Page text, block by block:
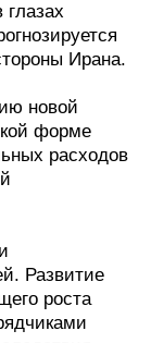
Ирана.
новой
форме
расходов
Развитие
роста